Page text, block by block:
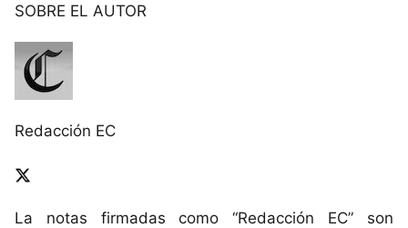
SOBRE EL AUTOR
Redacción EC
La notas firmadas como “Redacción EC” son